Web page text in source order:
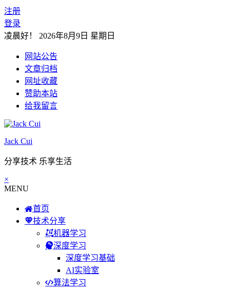
注册
登录
凌晨好！ 2026年8月9日 星期日
网站公告
文章归档
网址收藏
赞助本站
给我留言
Jack Cui
分享技术 乐享生活
×
MENU
首页
技术分享
机器学习
深度学习
深度学习基础
AI实验室
算法学习